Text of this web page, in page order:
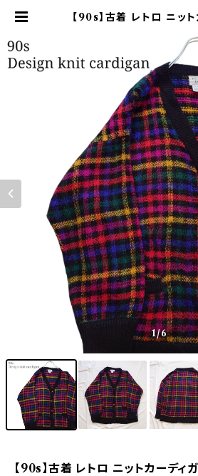
【90s】古着 レトロ ニッ
Hasting Smith | オンラ
屋 9chord
1/6
【90s】古着 レトロ ニットカーディ